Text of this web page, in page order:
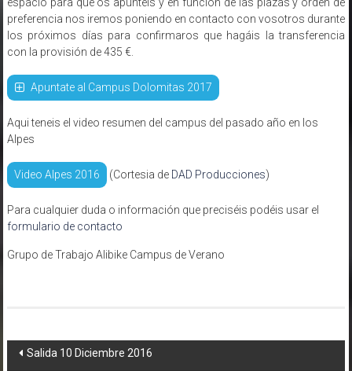
espacio para que os apuntéis y en función de las plazas y orden de
preferencia nos iremos poniendo en contacto con vosotros durante
los próximos días para confirmaros que hagáis la transferencia
con la provisión de 435 €.
Apuntate al Campus Dolomitas 2017
Aqui teneis el video resumen del campus del pasado año en los
Alpes
Video Alpes 2016 (Cortesia de DAD Producciones)
Para cualquier duda o información que preciséis podéis usar el
formulario de contacto
Grupo de Trabajo Alibike Campus de Verano
Navegación
Salida 10 Diciembre 2016